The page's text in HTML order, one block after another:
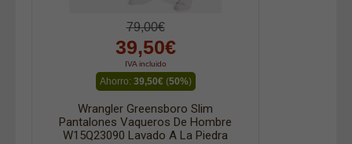
79,00€
39,50€
IVA incluido
Ahorro: 39,50€(50%)
Wrangler Greensboro Slim
Pantalones Vaqueros De Hombre
W15Q23090 Lavado A La Piedra